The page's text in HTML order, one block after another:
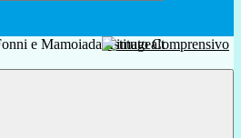
Istituto Comprensivo